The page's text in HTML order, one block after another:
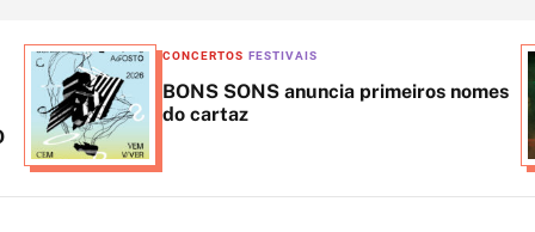
C
a
t
g
o
CONCERTOS FESTIVAIS
BONS SONS anuncia primeiros nomes
do cartaz